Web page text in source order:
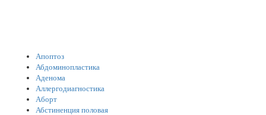
Апоптоз
Абдоминопластика
Аденома
Аллергодиагностика
Aборт
Абстиненция половая